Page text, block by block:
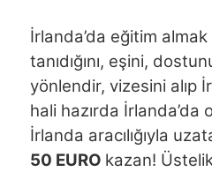
İrlanda’da eğitim
tanıdığını, eşini,
yönlendir, vizesini alıp
hali hazırda İrlanda’da
50 EURO kazan!